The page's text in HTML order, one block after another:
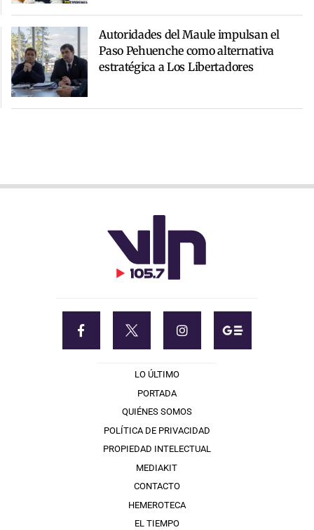
Autoridades del Maule impulsan el
Paso Pehuenche como alternativa
estratégica a Los Libertadores
LO ÚLTIMO
PORTADA
QUIÉNES SOMOS
POLÍTICA DE PRIVACIDAD
PROPIEDAD INTELECTUAL
MEDIAKIT
CONTACTO
HEMEROTECA
EL TIEMPO